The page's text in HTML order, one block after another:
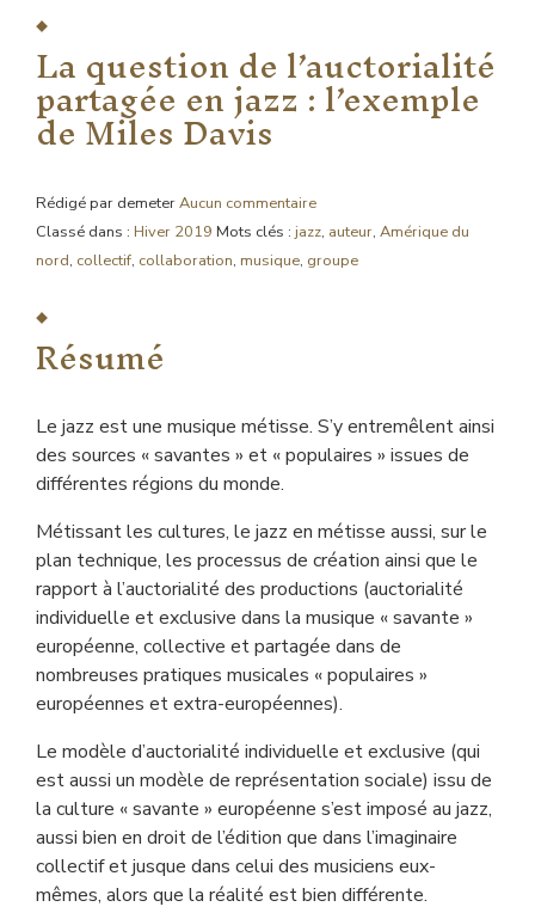
La question de l’auctorialité
partagée en jazz : l’exemple
de Miles Davis
Rédigé par demeterAucun commentaire
Classé dans : Hiver 2019 Mots clés : jazz, auteur, Amérique du
nord, collectif, collaboration, musique, groupe
Résumé
Le jazz est une musique métisse. S’y entremêlent ainsi
des sources « savantes » et « populaires » issues de
différentes régions du monde.
Métissant les cultures, le jazz en métisse aussi, sur le
plan technique, les processus de création ainsi que le
rapport à l’auctorialité des productions (auctorialité
individuelle et exclusive dans la musique « savante »
européenne, collective et partagée dans de
nombreuses pratiques musicales « populaires »
européennes et extra-européennes).
Le modèle d’auctorialité individuelle et exclusive (qui
est aussi un modèle de représentation sociale) issu de
la culture « savante » européenne s’est imposé au jazz,
aussi bien en droit de l’édition que dans l’imaginaire
collectif et jusque dans celui des musiciens eux-
mêmes, alors que la réalité est bien différente.